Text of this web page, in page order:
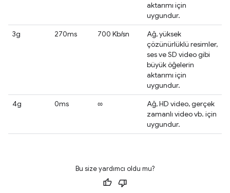
aktarımı için
uygundur.
3g
270ms 700 Kb/sn
Ağ, yüksek
çözünürlüklü resimler,
ses ve SD video gibi
büyük öğelerin
aktarımı için
uygundur.
4g
0ms ∞
Ağ, HD video, gerçek
zamanlı video vb. için
uygundur.
Bu size yardımcı oldu mu?